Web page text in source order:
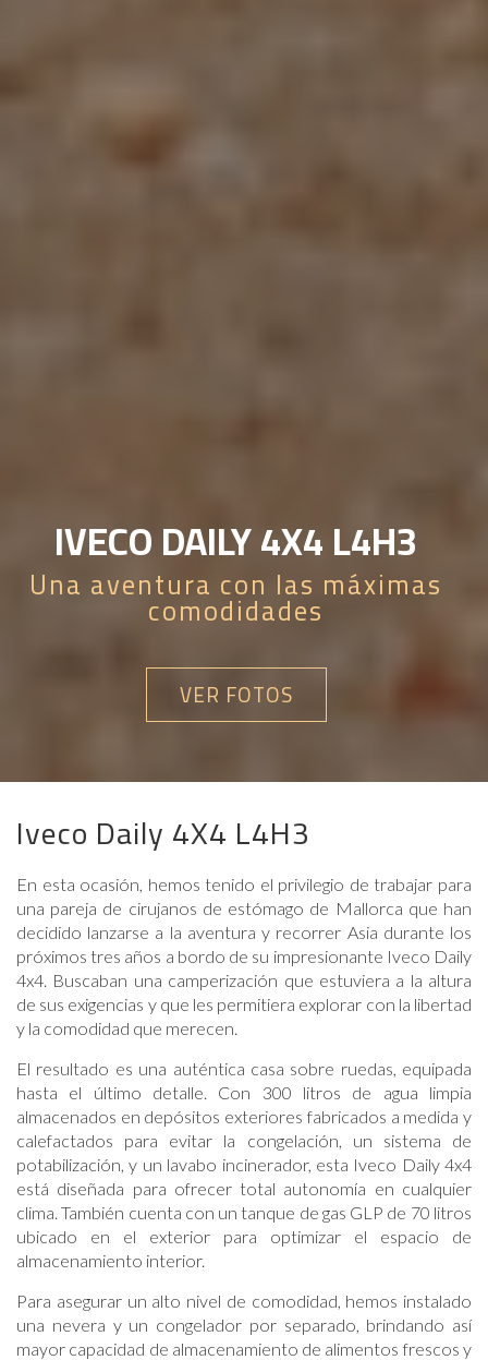
IVECO DAILY 4X4 L4H3
Una aventura con las máximas
comodidades
VER FOTOS
Iveco Daily 4X4 L4H3
En esta ocasión, hemos tenido el privilegio de trabajar para
una pareja de cirujanos de estómago de Mallorca que han
decidido lanzarse a la aventura y recorrer Asia durante los
próximos tres años a bordo de su impresionante Iveco Daily
4x4. Buscaban una camperización que estuviera a la altura
de sus exigencias y que les permitiera explorar con la libertad
y la comodidad que merecen.
El resultado es una auténtica casa sobre ruedas, equipada
hasta el último detalle. Con 300 litros de agua limpia
almacenados en depósitos exteriores fabricados a medida y
calefactados para evitar la congelación, un sistema de
potabilización, y un lavabo incinerador, esta Iveco Daily 4x4
está diseñada para ofrecer total autonomía en cualquier
clima. También cuenta con un tanque de gas GLP de 70 litros
ubicado en el exterior para optimizar el espacio de
almacenamiento interior.
Para asegurar un alto nivel de comodidad, hemos instalado
una nevera y un congelador por separado, brindando así
mayor capacidad de almacenamiento de alimentos frescos y